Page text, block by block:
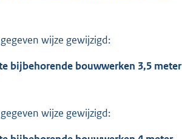
wijze gewijzigd:
bijbehorende bouwwerken 3,5 meter
wijze gewijzigd: